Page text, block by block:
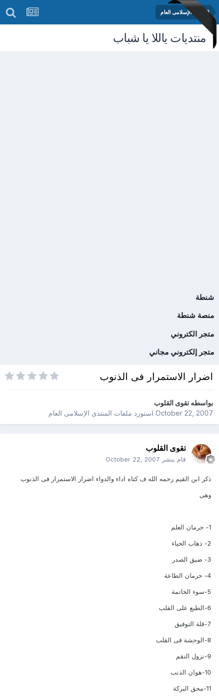
المنتدى الإسلامى العام
منتديات ياللا يا شباب
شنطة
منصة شنطة
متجر الكتروني
متجر إلكتروني مجاني
اضرار الاستمرار فى الذنوب
بواسطهتقوى القلوب
October 22, 2007استورد ملفات المنتدى الإسلامى العام
تقوى القلوب
قام بنشر October 22, 2007
ذكر ابن القيم رحمه الله ف كتاه اداء والدواء اضرار الاستمرار فى الذنوب
وهى
2- ذهاب الحياء
3- ضيق الصدر
4- حرمان الطاعة
5-سوء الخاتمة
6-الطبع على القلب
7-قلة التوفيق
8-الوحشة فى القلب
9-نزول النقم
10-هوان الذنب
11-محق البركة